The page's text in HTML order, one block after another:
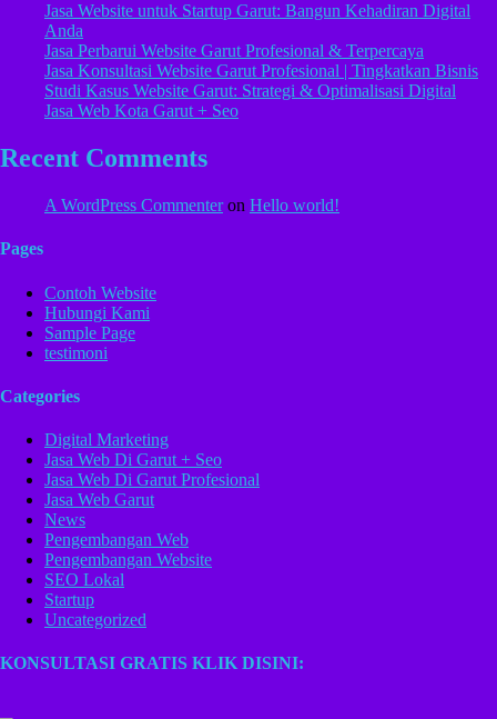
Jasa Website untuk Startup Garut: Bangun Kehadiran Digital
Anda
Jasa Perbarui Website Garut Profesional & Terpercaya
Jasa Konsultasi Website Garut Profesional | Tingkatkan Bisnis
Studi Kasus Website Garut: Strategi & Optimalisasi Digital
Jasa Web Kota Garut + Seo
Recent Comments
A WordPress Commenteron Hello world!
Pages
Contoh Website
Hubungi Kami
Sample Page
testimoni
Categories
Digital Marketing
Jasa Web Di Garut + Seo
Jasa Web Di Garut Profesional
Jasa Web Garut
News
Pengembangan Web
Pengembangan Website
SEO Lokal
Startup
Uncategorized
KONSULTASI GRATIS KLIK DISINI: